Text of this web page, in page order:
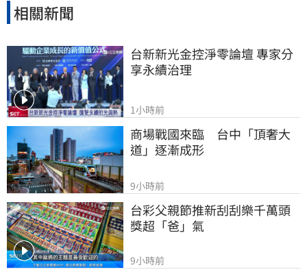
相關新聞
台新新光金控淨零論壇 專家分
享永續治理
1小時前
商場戰國來臨　台中「頂奢大
道」逐漸成形
9小時前
台彩父親節推新刮刮樂千萬頭
獎超「爸」氣
9小時前